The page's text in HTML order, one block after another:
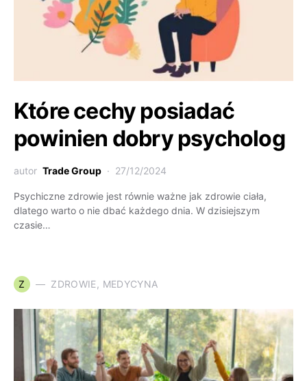
Które cechy posiadać
powinien dobry psycholog
autor Trade Group 27/12/2024
Psychiczne zdrowie jest równie ważne jak zdrowie ciała,
dlatego warto o nie dbać każdego dnia. W dzisiejszym
czasie…
Z ZDROWIE, MEDYCYNA